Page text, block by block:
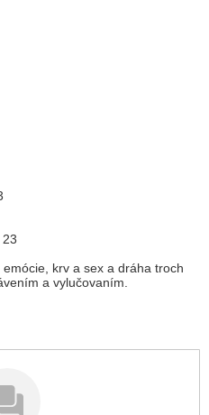
krv a sex a dráha troch
a vylučovaním.